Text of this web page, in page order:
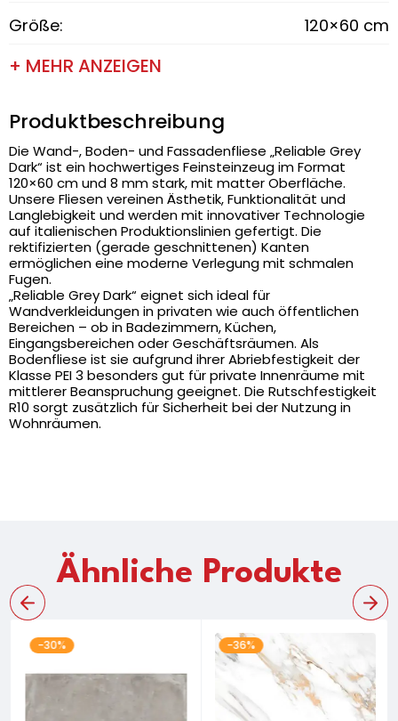
Größe: 120×60 cm
+ MEHR ANZEIGEN
Produktbeschreibung
Die Wand-, Boden- und Fassadenfliese „Reliable Grey
Dark“ ist ein hochwertiges Feinsteinzeug im Format
120×60 cm und 8 mm stark, mit matter Oberfläche.
Unsere Fliesen vereinen Ästhetik, Funktionalität und
Langlebigkeit und werden mit innovativer Technologie
auf italienischen Produktionslinien gefertigt. Die
rektifizierten (gerade geschnittenen) Kanten
ermöglichen eine moderne Verlegung mit schmalen
Fugen.
„Reliable Grey Dark“ eignet sich ideal für
Wandverkleidungen in privaten wie auch öffentlichen
Bereichen – ob in Badezimmern, Küchen,
Eingangsbereichen oder Geschäftsräumen. Als
Bodenfliese ist sie aufgrund ihrer Abriebfestigkeit der
Klasse PEI 3 besonders gut für private Innenräume mit
mittlerer Beanspruchung geeignet. Die Rutschfestigkeit
R10 sorgt zusätzlich für Sicherheit bei der Nutzung in
Wohnräumen.
Ähnliche Produkte
-30% -36%